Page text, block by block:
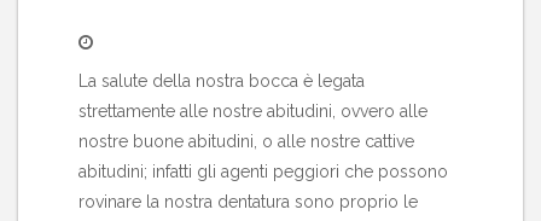
La salute della nostra bocca è legata
strettamente alle nostre abitudini, ovvero alle
nostre buone abitudini, o alle nostre cattive
abitudini; infatti gli agenti peggiori che possono
rovinare la nostra dentatura sono proprio le